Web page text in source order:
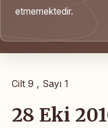
etmemektedir.
Cilt 9 , Sayı 1
28 Eki